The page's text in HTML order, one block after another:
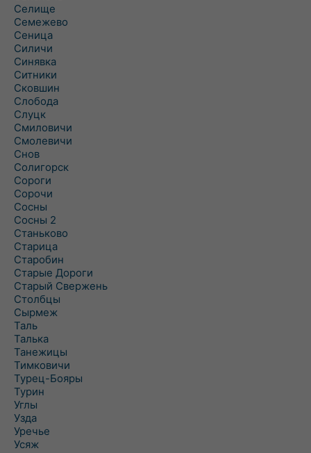
Селище
Семежево
Сеница
Силичи
Синявка
Ситники
Сковшин
Слобода
Слуцк
Смиловичи
Смолевичи
Снов
Солигорск
Сороги
Сорочи
Сосны
Сосны 2
Станьково
Старица
Старобин
Старые Дороги
Старый Свержень
Столбцы
Сырмеж
Таль
Талька
Танежицы
Тимковичи
Турец-Бояры
Турин
Углы
Узда
Уречье
Усяж